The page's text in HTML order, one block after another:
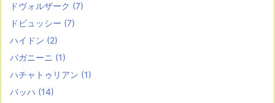
ドヴォルザーク (7)
ドビュッシー (7)
ハイドン (2)
パガニーニ (1)
ハチャトゥリアン (1)
バッハ (14)